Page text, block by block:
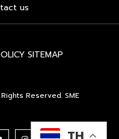
นการศึกษา ที่มาร่วมบ่ม
บธุรกิจแฟรนไชส์อย่างเข้ม
us
SITEMAP
Reserved. SME